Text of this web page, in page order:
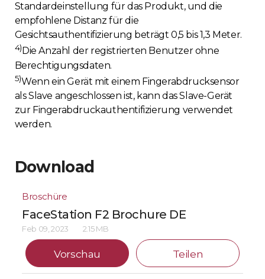
Standardeinstellung für das Produkt, und die
empfohlene Distanz für die
Gesichtsauthentifizierung beträgt 0,5 bis 1,3 Meter.
4) Die Anzahl der registrierten Benutzer ohne
Berechtigungsdaten.
5)Wenn ein Gerät mit einem Fingerabdrucksensor
als Slave angeschlossen ist, kann das Slave-Gerät
zur Fingerabdruckauthentifizierung verwendet
werden.
Download
Broschüre
FaceStation F2 Brochure DE
Feb 09, 2023 2.15 MB
Vorschau Teilen